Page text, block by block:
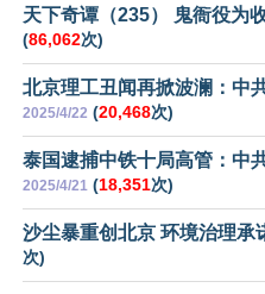
天下奇谭（235） 鬼衙役为
(86,062次)
北京理工丑闻再掀波澜：中
2025/4/22 (20,468次)
泰国逮捕中铁十局高管：中
2025/4/21 (18,351次)
沙尘暴重创北京 环境治理承
次)